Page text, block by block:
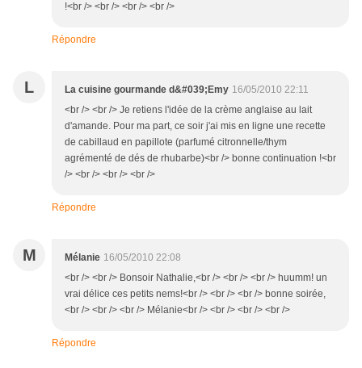
!<br /> <br /> <br /> <br />
Répondre
L La cuisine gourmande d&#039;Emy 16/05/2010 22:11
<br /> <br /> Je retiens l'idée de la crème anglaise au lait
d'amande. Pour ma part, ce soir j'ai mis en ligne une recette
de cabillaud en papillote (parfumé citronnelle/thym
agrémenté de dés de rhubarbe)<br /> bonne continuation !<br
/> <br /> <br /> <br />
Répondre
M Mélanie 16/05/2010 22:08
<br /> <br /> Bonsoir Nathalie,<br /> <br /> <br /> huumm! un
vrai délice ces petits nems!<br /> <br /> <br /> bonne soirée,
<br /> <br /> <br /> Mélanie<br /> <br /> <br /> <br />
Répondre